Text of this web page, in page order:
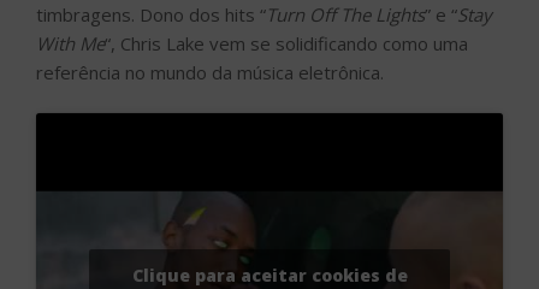
timbragens. Dono dos hits “Turn Off The Lights” e “Stay
With Me“, Chris Lake vem se solidificando como uma
referência no mundo da música eletrônica.
Clique para aceitar cookies de